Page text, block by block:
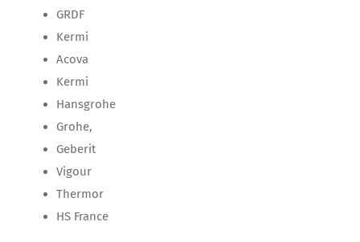
GRDF
Kermi
Acova
Kermi
Hansgrohe
Grohe,
Geberit
Vigour
Thermor
HS France